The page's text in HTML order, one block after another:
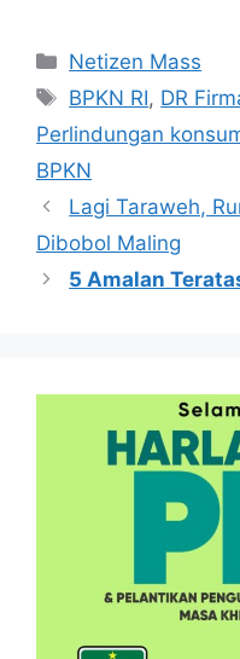
Kategori
Netizen Mass
Tag
BPKN RI, DR
Perlindungan
BPKN
Lagi Taraweh,
Dibobol Maling
5 Amalan